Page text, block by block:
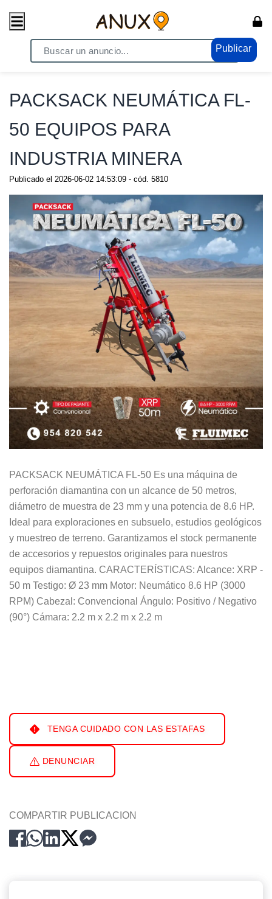
Publicar
/ Compras - Ventas / Anuncio de todo
PACKSACK NEUMÁTICA FL-
50 EQUIPOS PARA
INDUSTRIA MINERA
Publicado el 2026-06-02 14:53:09 - cód. 5810
PACKSACK NEUMÁTICA FL-50 Es una máquina de
perforación diamantina con un alcance de 50 metros,
diámetro de muestra de 23 mm y una potencia de 8.6 HP.
Ideal para exploraciones en subsuelo, estudios geológicos
y muestreo de terreno. Garantizamos el stock permanente
de accesorios y repuestos originales para nuestros
equipos diamantina. CARACTERÍSTICAS: Alcance: XRP -
50 m Testigo: Ø 23 mm Motor: Neumático 8.6 HP (3000
RPM) Cabezal: Convencional Ángulo: Positivo / Negativo
(90°) Cámara: 2.2 m x 2.2 m x 2.2 m
TENGA CUIDADO CON LAS ESTAFAS
DENUNCIAR
COMPARTIR PUBLICACION